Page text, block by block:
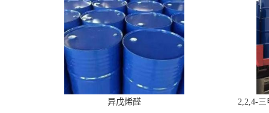
异戊烯醛 2,2,4-